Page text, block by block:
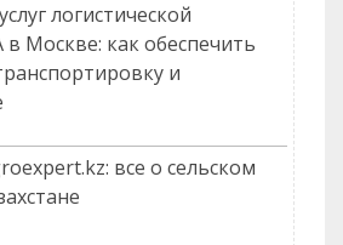
логистической
в Москве: как обеспечить
и
все о сельском